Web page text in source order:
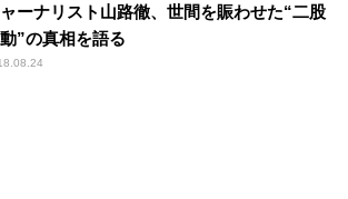
ーナリスト山路徹、世間を賑わせた“二股
”の真相を語る